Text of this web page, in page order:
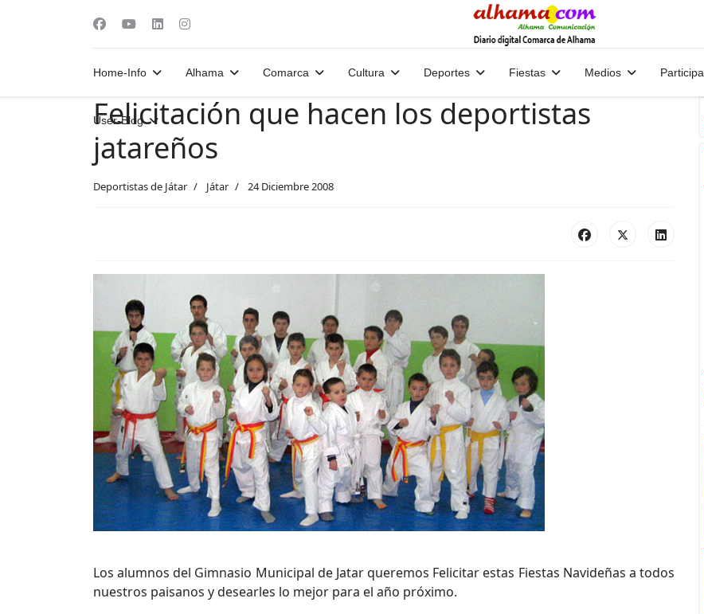
Home-Info Alhama Comarca Cultura Deportes Fiestas Medios Participa
User-Blog
Felicitación que hacen los deportistas
jatareños
Deportistas de Játar Játar 24 Diciembre 2008
Los alumnos del Gimnasio Municipal de Jatar queremos Felicitar estas Fiestas Navideñas a todos
nuestros paisanos y desearles lo mejor para el año próximo.